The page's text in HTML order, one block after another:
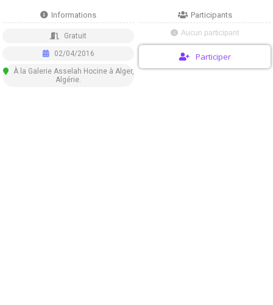
Informations
Gratuit
02/04/2016
À la Galerie Asselah Hocine à Alger,
Algérie.
Participants
Aucun participant
Participer